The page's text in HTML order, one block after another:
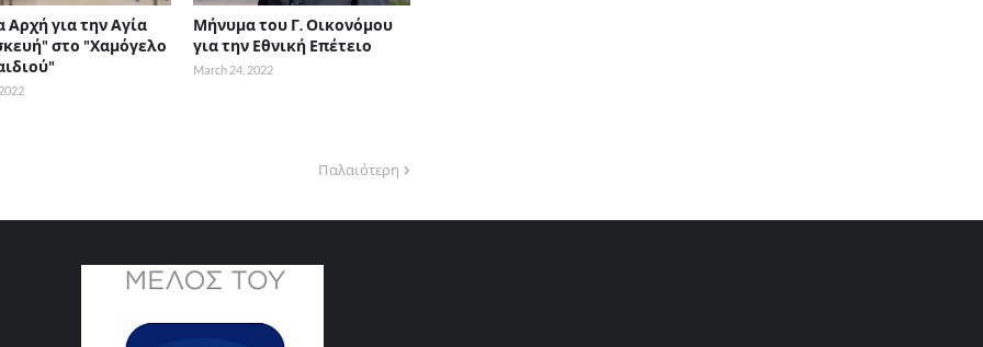
Αρχή για την Αγία
στο "Χαμόγελο
Μήνυμα του Γ. Οικονόμου
για την Εθνική Επέτειο
March 24, 2022
Παλαιότερη